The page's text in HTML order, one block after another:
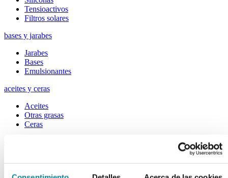
Tensioactivos
Filtros solares
bases y jarabes
Jarabes
Bases
Emulsionantes
aceites y ceras
Aceites
Otras grasas
Ceras